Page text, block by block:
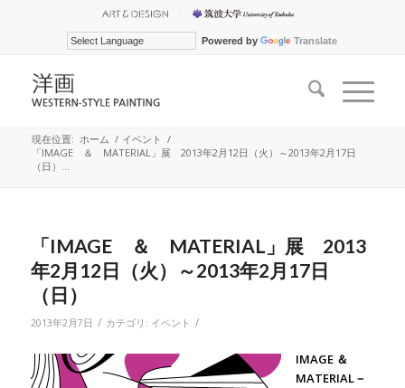
Powered by Translate
現在位置: ホーム / イベント /
「IMAGE ＆ MATERIAL」展 2013年2月12日（火）～2013年2月17日
（日）...
「IMAGE ＆ MATERIAL」展 2013
年2月12日（火）～2013年2月17日
（日）
2013年2月7日 / カテゴリ: イベント /
IMAGE ＆
MATERIAL－